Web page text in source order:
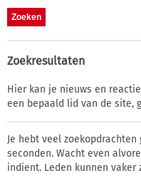
Zoekresultaten
Hier kan je nieuws en
een bepaald lid van de site,
Je hebt veel
seconden. Wacht even
indient. Leden kunnen vaker